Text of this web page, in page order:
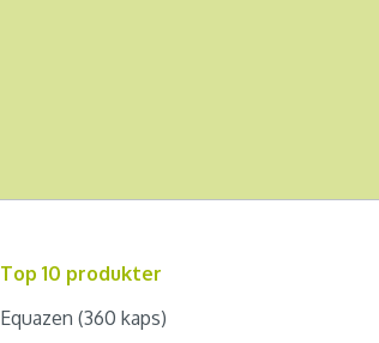
Top 10 produkter
Equazen (360 kaps)